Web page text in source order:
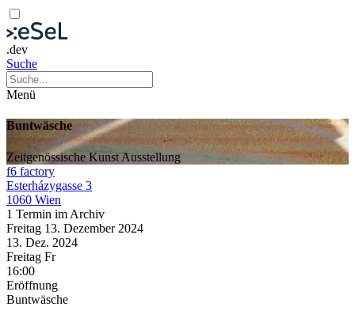
.dev
Suche
Menü
Buntwäsche
Zeitgenössische KunstAusstellung
f6 factory
Esterházygasse 3
1060 Wien
1 Termin im Archiv
Freitag 13. Dezember 2024
13. Dez. 2024
Freitag Fr
16:00
Eröffnung
Buntwäsche